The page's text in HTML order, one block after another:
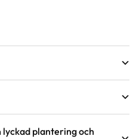
vi mäter leveranshöjd på växter
lyckad plantering och